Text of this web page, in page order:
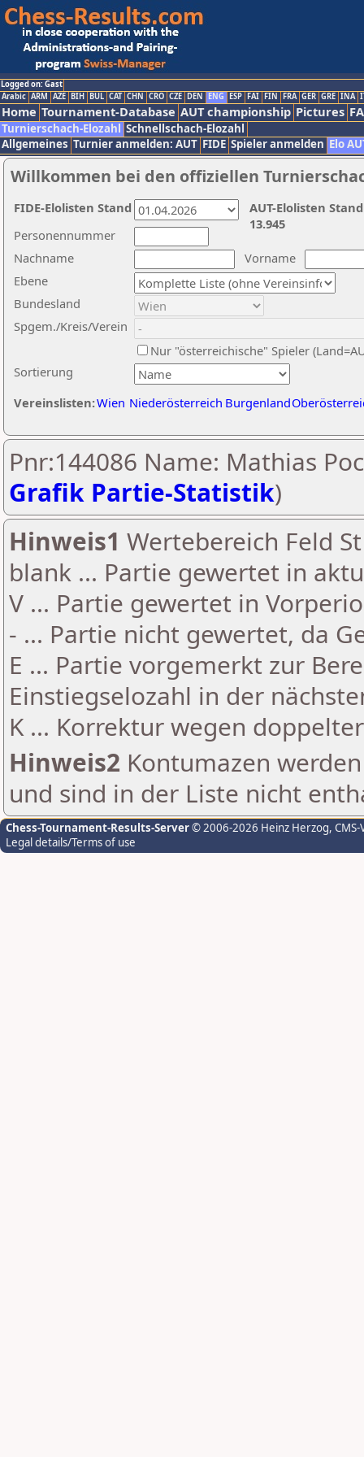
Logged on: Gast
Arabic ARM AZE BIH BUL CAT CHN CRO CZE DEN ENG ESP FAI FIN FRA GER GRE INA
Home Tournament-Database AUT championship Pictures
Turnierschach-Elozahl Schnellschach-Elozahl
Allgemeines Turnier anmelden: AUT FIDE Spieler anmelden Elo
Willkommen bei den offiziellen
Nachname
Vorname
Ebene
Sortierung
Personennummer
Bundesland
Spgem./Kreis/Verein
Nur "österreichische" Spieler
Vereinslisten:Wien Niederösterreich Burgenland
AUT-Elolisten
13.945
FIDE-Elolisten Stand
Pnr:144086 Name: Mathias
Grafik Partie-Statistik)
Hinweis1 Wertebereich Feld
blank ... Partie gewertet in
V ... Partie gewertet in
- ... Partie nicht gewertet, da
E ... Partie vorgemerkt zur
Einstiegselozahl in der
K ... Korrektur wegen
Hinweis2 Kontumazen
und sind in der Liste nicht
Chess-Tournament-Results-Server© 2006-2026 Heinz Herzog,
Legal details/Terms of use